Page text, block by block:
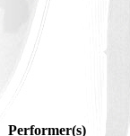
Performer(s)